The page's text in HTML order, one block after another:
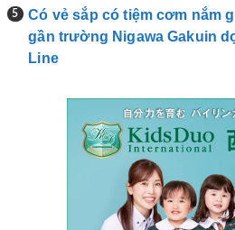
Có vẻ sắp có tiệm cơm nắm
gần trường Nigawa Gakuin
Line